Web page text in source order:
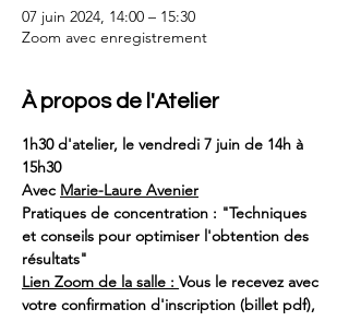
07 juin 2024, 14:00 – 15:30
Zoom avec enregistrement
À propos de l'Atelier
1h30 d'atelier, le vendredi 7 juin de 14h à
15h30
Avec Marie-Laure Avenier
Pratiques de concentration : "Techniques
et conseils pour optimiser l'obtention des
résultats"
Lien Zoom de la salle : Vous le recevez avec
votre confirmation d'inscription (billet pdf),